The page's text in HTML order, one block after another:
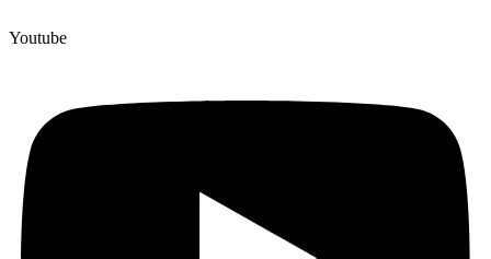
Youtube